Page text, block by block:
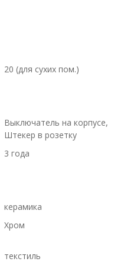
20 (для сухих пом.)
Выключатель на корпусе,
Штекер в розетку
3 года
керамика
Хром
текстиль